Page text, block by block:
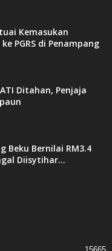
Kemasukan
PGRS di Penampang
Ditahan, Penjaja
Beku Bernilai RM3.4
Diisytihar...